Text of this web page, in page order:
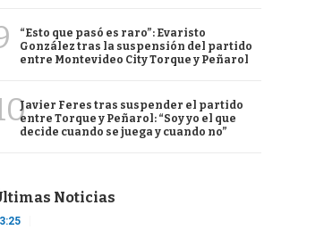
“Esto que pasó es raro”: Evaristo
González tras la suspensión del partido
entre Montevideo City Torque y Peñarol
Javier Feres tras suspender el partido
entre Torque y Peñarol: “Soy yo el que
decide cuando se juega y cuando no”
Noticias